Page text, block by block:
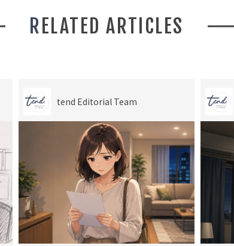
RELATED ARTICLES
tend Editorial Team